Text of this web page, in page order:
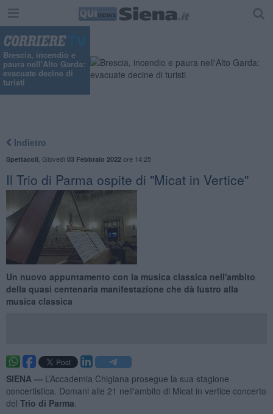
Brescia, incendio e
paura nell'Alto Garda:
evacuate decine di
turisti
Indietro
Spettacoli Giovedì 03 Febbraio 2022ore 14:25
Il Trio di Parma ospite di "Micat in Vertice"
Un nuovo appuntamento con la musica classica nell'ambito
della quasi centenaria manifestazione che dà lustro alla
musica classica
SIENA — L’Accademia Chigiana prosegue la sua stagione
concertistica. Domani alle 21 nell'ambito di Micat in vertice concerto
del Trio di Parma